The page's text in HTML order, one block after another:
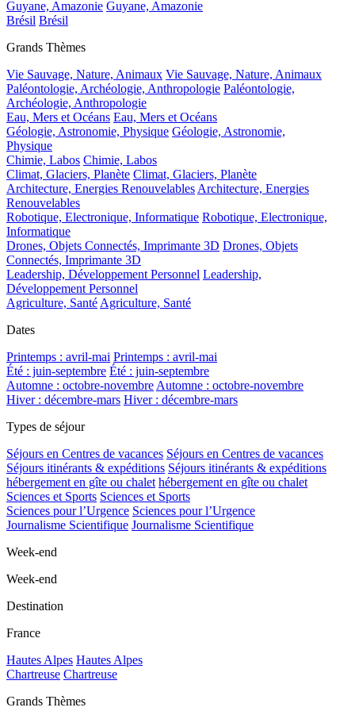
Guyane, Amazonie Guyane, Amazonie
Brésil Brésil
Grands Thèmes
Vie Sauvage, Nature, Animaux Vie Sauvage, Nature, Animaux
Paléontologie, Archéologie, Anthropologie Paléontologie,
Archéologie, Anthropologie
Eau, Mers et Océans Eau, Mers et Océans
Géologie, Astronomie, Physique Géologie, Astronomie,
Physique
Chimie, Labos Chimie, Labos
Climat, Glaciers, Planète Climat, Glaciers, Planète
Architecture, Energies Renouvelables Architecture, Energies
Renouvelables
Robotique, Electronique, Informatique Robotique, Electronique,
Informatique
Drones, Objets Connectés, Imprimante 3D Drones, Objets
Connectés, Imprimante 3D
Leadership, Développement Personnel Leadership,
Développement Personnel
Agriculture, Santé Agriculture, Santé
Dates
Printemps : avril-mai Printemps : avril-mai
Été : juin-septembre Été : juin-septembre
Automne : octobre-novembre Automne : octobre-novembre
Hiver : décembre-mars Hiver : décembre-mars
Types de séjour
Séjours en Centres de vacances Séjours en Centres de vacances
Séjours itinérants & expéditions Séjours itinérants & expéditions
hébergement en gîte ou chalet hébergement en gîte ou chalet
Sciences et Sports Sciences et Sports
Sciences pour l’Urgence Sciences pour l’Urgence
Journalisme Scientifique Journalisme Scientifique
Week-end
Week-end
Destination
France
Hautes Alpes Hautes Alpes
Chartreuse Chartreuse
Grands Thèmes